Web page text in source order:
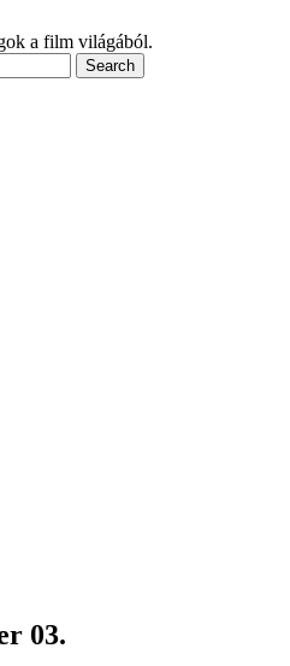
a film világából.
03.